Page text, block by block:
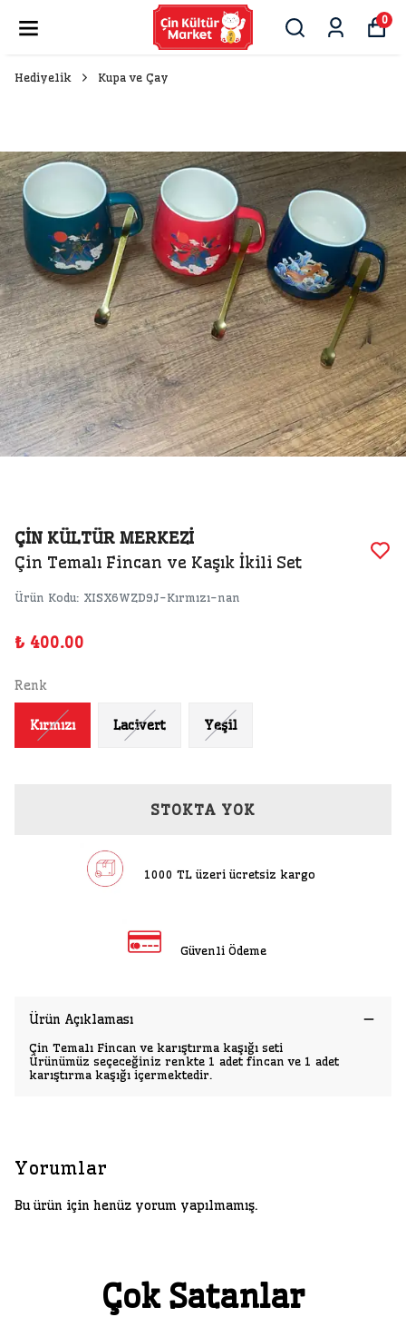
0
Hediyelik Kupa ve Çay
ÇİN KÜLTÜR MERKEZİ
Çin Temalı Fincan ve Kaşık İkili Set
Ürün Kodu: XISX6WZD9J-Kırmızı-nan
₺ 400.00
Renk
Kırmızı Lacivert Yeşil
STOKTA YOK
1000 TL üzeri ücretsiz kargo
Güvenli Ödeme
Ürün Açıklaması
Çin Temalı Fincan ve karıştırma kaşığı seti
Ürünümüz seçeceğiniz renkte 1 adet fincan ve 1 adet
karıştırma kaşığı içermektedir.
Yorumlar
Bu ürün için henüz yorum yapılmamış.
Çok Satanlar